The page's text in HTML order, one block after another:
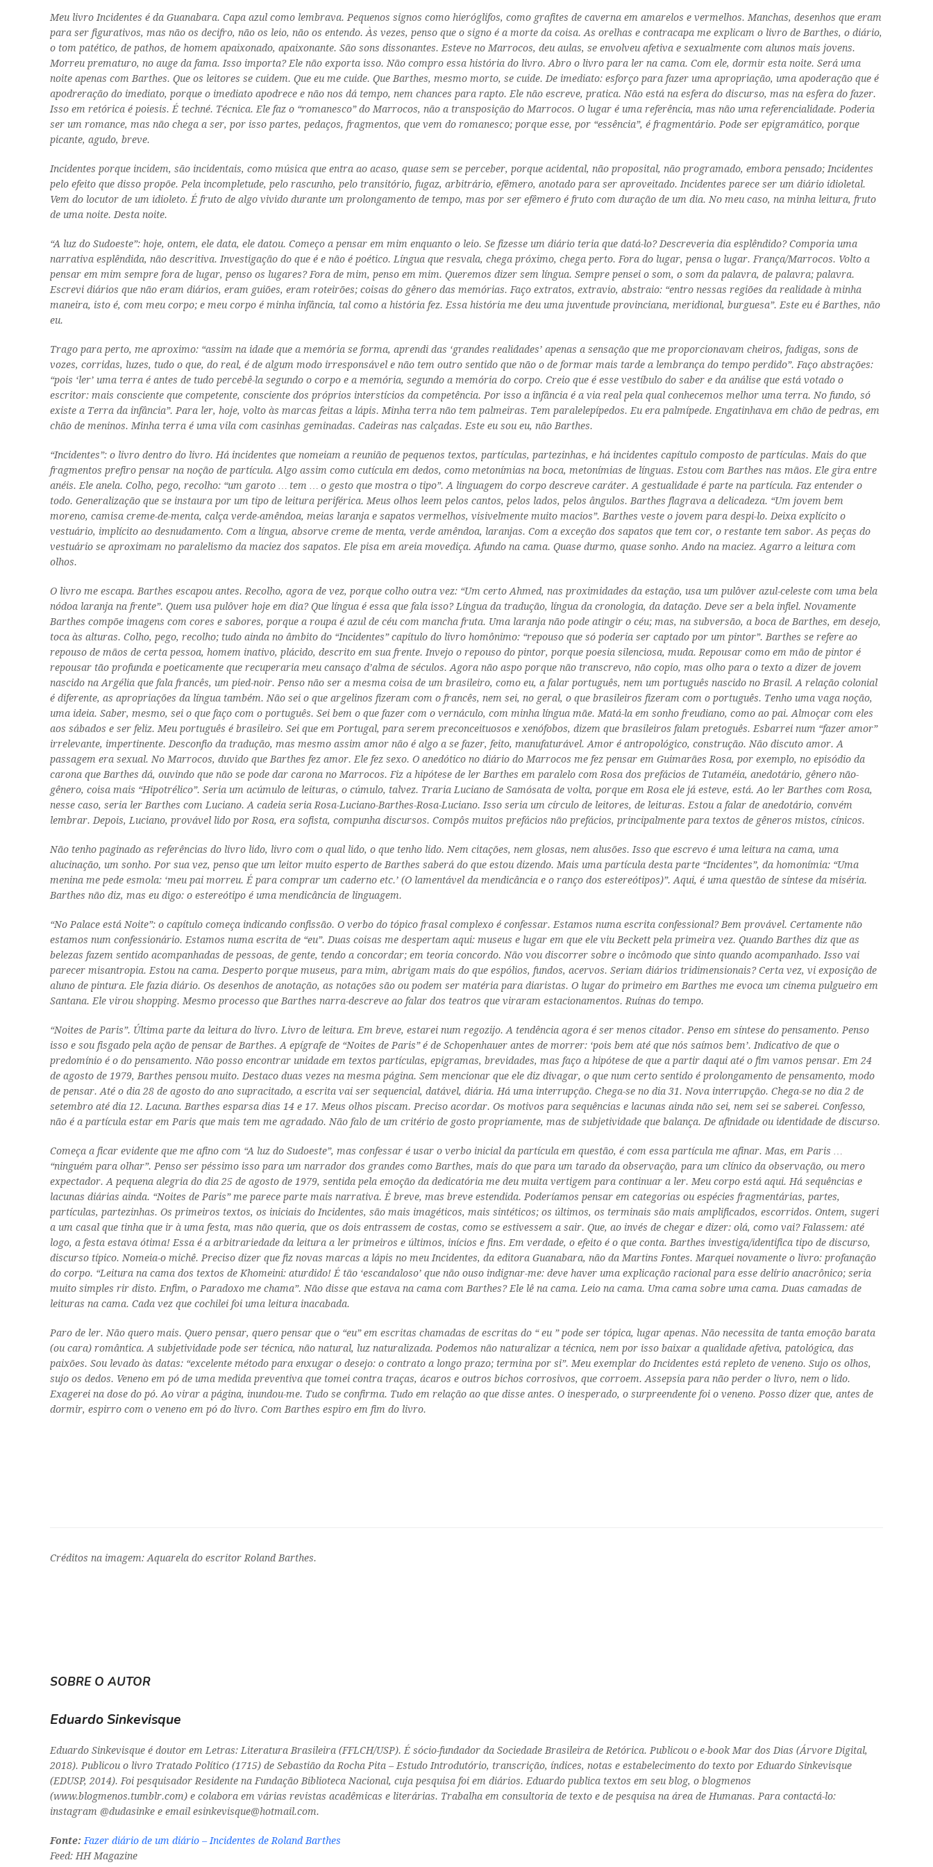
Meu livroIncidentes é da Guanabara. Capa azul como lembrava. Pequenos signos como hieróglifos, como grafites de caverna em amarelos e vermelhos. Manchas, desenhos que eram
para ser figurativos, mas não os decifro, não os leio, não os entendo. Às vezes, penso que o signo é a morte da coisa. As orelhas e contracapa me explicam o livro de Barthes, o diário,
o tom patético, de pathos, de homem apaixonado, apaixonante. São sons dissonantes. Esteve no Marrocos, deu aulas, se envolveu afetiva e sexualmente com alunos mais jovens.
Morreu prematuro, no auge da fama. Isso importa? Ele não exporta isso. Não compro essa história do livro. Abro o livro para ler na cama. Com ele, dormir esta noite. Será uma
noite apenas com Barthes. Que os leitores se cuidem. Que eu me cuide. Que Barthes, mesmo morto, se cuide. De imediato: esforço para fazer uma apropriação, uma apoderação que é
apodreração do imediato, porque o imediato apodrece e não nos dá tempo, nem chances para rapto. Ele não escreve, pratica. Não está na esfera do discurso, mas na esfera do fazer.
Isso em retórica é poiesis. É techné. Técnica. Ele faz o “romanesco” do Marrocos, não a transposição do Marrocos. O lugar é uma referência, mas não uma referencialidade. Poderia
ser um romance, mas não chega a ser, por isso partes, pedaços, fragmentos, que vem do romanesco; porque esse, por “essência”, é fragmentário. Pode ser epigramático, porque
picante, agudo, breve.
Incidentes porque incidem, são incidentais, como música que entra ao acaso, quase sem se perceber, porque acidental, não proposital, não programado, embora pensado;Incidentes
pelo efeito que disso propõe. Pela incompletude, pelo rascunho, pelo transitório, fugaz, arbitrário, efêmero, anotado para ser aproveitado.Incidentes parece ser um diário idioletal.
Vem do locutor de um idioleto. É fruto de algo vivido durante um prolongamento de tempo, mas por ser efêmero é fruto com duração de um dia. No meu caso, na minha leitura, fruto
de uma noite. Desta noite.
“A luz do Sudoeste”: hoje, ontem, ele data, ele datou. Começo a pensar em mim enquanto o leio. Se fizesse um diário teria que datá-lo? Descreveria dia esplêndido? Comporia uma
narrativa esplêndida, não descritiva. Investigação do que é e não é poético. Língua que resvala, chega próximo, chega perto. Fora do lugar, pensa o lugar. França/Marrocos. Volto a
pensar em mim sempre fora de lugar, penso os lugares? Fora de mim, penso em mim. Queremos dizer sem língua. Sempre pensei o som, o som da palavra, de palavra; palavra.
Escrevi diários que não eram diários, eram guiões, eram roteirões; coisas do gênero das memórias. Faço extratos, extravio, abstraio: “entro nessas regiões da realidade à minha
maneira, isto é, com meu corpo; e meu corpo é minha infância, tal como a história fez. Essa história me deu uma juventude provinciana, meridional, burguesa”. Este eu é Barthes, não
eu.
Trago para perto, me aproximo: “assim na idade que a memória se forma, aprendi das ‘grandes realidades’ apenas a sensação que me proporcionavam cheiros, fadigas, sons de
vozes, corridas, luzes, tudo o que, do real, é de algum modo irresponsável e não tem outro sentido que não o de formar mais tarde a lembrança do tempo perdido”. Faço abstrações:
“pois ‘ler’ uma terra é antes de tudo percebê-la segundo o corpo e a memória, segundo a memória do corpo. Creio que é esse vestíbulo do saber e da análise que está votado o
escritor: mais consciente que competente, consciente dos próprios interstícios da competência. Por isso a infância é a via real pela qual conhecemos melhor uma terra. No fundo, só
existe a Terra da infância”. Para ler, hoje, volto às marcas feitas a lápis. Minha terra não tem palmeiras. Tem paralelepípedos. Eu era palmípede. Engatinhava em chão de pedras, em
chão de meninos. Minha terra é uma vila com casinhas geminadas. Cadeiras nas calçadas. Este eu sou eu, não Barthes.
“Incidentes”: o livro dentro do livro. Há incidentes que nomeiam a reunião de pequenos textos, partículas, partezinhas, e há incidentes capítulo composto de partículas. Mais do que
fragmentos prefiro pensar na noção de partícula. Algo assim como cutícula em dedos, como metonímias na boca, metonímias de línguas. Estou com Barthes nas mãos. Ele gira entre
anéis. Ele anela. Colho, pego, recolho: “um garoto … tem … o gesto que mostra o tipo”. A linguagem do corpo descreve caráter. A gestualidade é parte na partícula. Faz entender o
todo. Generalização que se instaura por um tipo de leitura periférica. Meus olhos leem pelos cantos, pelos lados, pelos ângulos. Barthes flagrava a delicadeza. “Um jovem bem
moreno, camisa creme-de-menta, calça verde-amêndoa, meias laranja e sapatos vermelhos, visivelmente muito macios”. Barthes veste o jovem para despi-lo. Deixa explícito o
vestuário, implícito ao desnudamento. Com a língua, absorve creme de menta, verde amêndoa, laranjas. Com a exceção dos sapatos que tem cor, o restante tem sabor. As peças do
vestuário se aproximam no paralelismo da maciez dos sapatos. Ele pisa em areia movediça. Afundo na cama. Quase durmo, quase sonho. Ando na maciez. Agarro a leitura com
olhos.
O livro me escapa. Barthes escapou antes. Recolho, agora de vez, porque colho outra vez: “Um certo Ahmed, nas proximidades da estação, usa um pulôver azul-celeste com uma bela
nódoa laranja na frente”. Quem usa pulôver hoje em dia? Que língua é essa que fala isso? Língua da tradução, língua da cronologia, da datação. Deve ser a bela infiel. Novamente
Barthes compõe imagens com cores e sabores, porque a roupa é azul de céu com mancha fruta. Uma laranja não pode atingir o céu; mas, na subversão, a boca de Barthes, em desejo,
toca às alturas. Colho, pego, recolho; tudo ainda no âmbito do “Incidentes” capítulo do livro homônimo: “repouso que só poderia ser captado por um pintor”. Barthes se refere ao
repouso de mãos de certa pessoa, homem inativo, plácido, descrito em sua frente. Invejo o repouso do pintor, porque poesia silenciosa, muda. Repousar como em mão de pintor é
repousar tão profunda e poeticamente que recuperaria meu cansaço d’alma de séculos. Agora não aspo porque não transcrevo, não copio, mas olho para o texto a dizer de jovem
nascido na Argélia que fala francês, um pied-noir. Penso não ser a mesma coisa de um brasileiro, como eu, a falar português, nem um português nascido no Brasil. A relação colonial
é diferente, as apropriações da língua também. Não sei o que argelinos fizeram com o francês, nem sei, no geral, o que brasileiros fizeram com o português. Tenho uma vaga noção,
uma ideia. Saber, mesmo, sei o que faço com o português. Sei bem o que fazer com o vernáculo, com minha língua mãe. Matá-la em sonho freudiano, como ao pai. Almoçar com eles
aos sábados e ser feliz. Meu português é brasileiro. Sei que em Portugal, para serem preconceituosos e xenófobos, dizem que brasileiros falam pretoguês. Esbarrei num “fazer amor”
irrelevante, impertinente. Desconfio da tradução, mas mesmo assim amor não é algo a se fazer, feito, manufaturável. Amor é antropológico, construção. Não discuto amor. A
passagem era sexual. No Marrocos, duvido que Barthes fez amor. Ele fez sexo. O anedótico no diário do Marrocos me fez pensar em Guimarães Rosa, por exemplo, no episódio da
carona que Barthes dá, ouvindo que não se pode dar carona no Marrocos. Fiz a hipótese de ler Barthes em paralelo com Rosa dos prefácios de Tutaméia, anedotário, gênero não-
gênero, coisa mais “Hipotrélico”. Seria um acúmulo de leituras, o cúmulo, talvez. Traria Luciano de Samósata de volta, porque em Rosa ele já esteve, está. Ao ler Barthes com Rosa,
nesse caso, seria ler Barthes com Luciano. A cadeia seria Rosa-Luciano-Barthes-Rosa-Luciano. Isso seria um círculo de leitores, de leituras. Estou a falar de anedotário, convém
lembrar. Depois, Luciano, provável lido por Rosa, era sofista, compunha discursos. Compôs muitos prefácios não prefácios, principalmente para textos de gêneros mistos, cínicos.
Não tenho paginado as referências do livro lido, livro com o qual lido, o que tenho lido. Nem citações, nem glosas, nem alusões. Isso que escrevo é uma leitura na cama, uma
alucinação, um sonho. Por sua vez, penso que um leitor muito esperto de Barthes saberá do que estou dizendo. Mais uma partícula desta parte “Incidentes”, da homonímia: “Uma
menina me pede esmola: ‘meu pai morreu. É para comprar um caderno etc.’ (O lamentável da mendicância e o ranço dos estereótipos)”. Aqui, é uma questão de síntese da miséria.
Barthes não diz, mas eu digo: o estereótipo é uma mendicância de linguagem.
“No Palace está Noite”: o capítulo começa indicando confissão. O verbo do tópico frasal complexo é confessar. Estamos numa escrita confessional? Bem provável. Certamente não
estamos num confessionário. Estamos numa escrita de “eu”. Duas coisas me despertam aqui: museus e lugar em que ele viu Beckett pela primeira vez. Quando Barthes diz que as
belezas fazem sentido acompanhadas de pessoas, de gente, tendo a concordar; em teoria concordo. Não vou discorrer sobre o incômodo que sinto quando acompanhado. Isso vai
parecer misantropia. Estou na cama. Desperto porque museus, para mim, abrigam mais do que espólios, fundos, acervos. Seriam diários tridimensionais? Certa vez, vi exposição de
aluno de pintura. Ele fazia diário. Os desenhos de anotação, as notações são ou podem ser matéria para diaristas. O lugar do primeiro em Barthes me evoca um cinema pulgueiro em
Santana. Ele virou shopping. Mesmo processo que Barthes narra-descreve ao falar dos teatros que viraram estacionamentos. Ruínas do tempo.
“Noites de Paris”. Última parte da leitura do livro. Livro de leitura. Em breve, estarei num regozijo. A tendência agora é ser menos citador. Penso em síntese do pensamento. Penso
isso e sou fisgado pela ação de pensar de Barthes. A epígrafe de “Noites de Paris” é de Schopenhauer antes de morrer: ‘pois bem até que nós saímos bem’. Indicativo de que o
predomínio é o do pensamento. Não posso encontrar unidade em textos partículas, epigramas, brevidades, mas faço a hipótese de que a partir daqui até o fim vamos pensar. Em 24
de agosto de 1979, Barthes pensou muito. Destaco duas vezes na mesma página. Sem mencionar que ele diz divagar, o que num certo sentido é prolongamento de pensamento, modo
de pensar. Até o dia 28 de agosto do ano supracitado, a escrita vai ser sequencial, datável, diária. Há uma interrupção. Chega-se no dia 31. Nova interrupção. Chega-se no dia 2 de
setembro até dia 12. Lacuna. Barthes esparsa dias 14 e 17. Meus olhos piscam. Preciso acordar. Os motivos para sequências e lacunas ainda não sei, nem sei se saberei. Confesso,
não é a partícula estar em Paris que mais tem me agradado. Não falo de um critério de gosto propriamente, mas de subjetividade que balança. De afinidade ou identidade de discurso.
Começa a ficar evidente que me afino com “A luz do Sudoeste”, mas confessar é usar o verbo inicial da partícula em questão, é com essa partícula me afinar. Mas, em Paris …
“ninguém para olhar”. Penso ser péssimo isso para um narrador dos grandes como Barthes, mais do que para um tarado da observação, para um clínico da observação, ou mero
expectador. A pequena alegria do dia 25 de agosto de 1979, sentida pela emoção da dedicatória me deu muita vertigem para continuar a ler. Meu corpo está aqui. Há sequências e
lacunas diárias ainda. “Noites de Paris” me parece parte mais narrativa. É breve, mas breve estendida. Poderíamos pensar em categorias ou espécies fragmentárias, partes,
partículas, partezinhas. Os primeiros textos, os iniciais doIncidentes, são mais imagéticos, mais sintéticos; os últimos, os terminais são mais amplificados, escorridos. Ontem, sugeri
a um casal que tinha que ir à uma festa, mas não queria, que os dois entrassem de costas, como se estivessem a sair. Que, ao invés de chegar e dizer: olá, como vai? Falassem: até
logo, a festa estava ótima! Essa é a arbitrariedade da leitura a ler primeiros e últimos, inícios e fins. Em verdade, o efeito é o que conta. Barthes investiga/identifica tipo de discurso,
discurso típico. Nomeia-o michê. Preciso dizer que fiz novas marcas a lápis no meuIncidentes, da editora Guanabara, não da Martins Fontes. Marquei novamente o livro: profanação
do corpo. “Leitura na cama dos textos de Khomeini: aturdido! É tão ‘escandaloso’ que não ouso indignar-me: deve haver uma explicação racional para esse delírio anacrônico; seria
muito simples rir disto. Enfim, oParadoxo me chama”. Não disse que estava na cama com Barthes? Ele lê na cama. Leio na cama. Uma cama sobre uma cama. Duas camadas de
leituras na cama. Cada vez que cochilei foi uma leitura inacabada.
Paro de ler. Não quero mais. Quero pensar, quero pensar que o “eu” em escritas chamadas de escritas do “eu ” pode ser tópica, lugar apenas. Não necessita de tanta emoção barata
(ou cara) romântica. A subjetividade pode ser técnica, não natural, luz naturalizada. Podemos não naturalizar a técnica, nem por isso baixar a qualidade afetiva, patológica, das
paixões. Sou levado às datas: “excelente método para enxugar o desejo: o contrato a longo prazo; termina por si”. Meu exemplar doIncidentes está repleto de veneno. Sujo os olhos,
sujo os dedos. Veneno em pó de uma medida preventiva que tomei contra traças, ácaros e outros bichos corrosivos, que corroem. Assepsia para não perder o livro, nem o lido.
Exagerei na dose do pó. Ao virar a página, inundou-me. Tudo se confirma. Tudo em relação ao que disse antes. O inesperado, o surpreendente foi o veneno. Posso dizer que, antes de
dormir, espirro com o veneno em pó do livro. Com Barthes espiro em fim do livro.
Créditos na imagem: Aquarela do escritor Roland Barthes.
SOBRE O AUTOR
Eduardo Sinkevisque
Eduardo Sinkevisque é doutor em Letras: Literatura Brasileira (FFLCH/USP). É sócio-fundador da Sociedade Brasileira de Retórica. Publicou o e-book Mar dos Dias (Árvore Digital,
2018). Publicou o livro Tratado Político (1715) de Sebastião da Rocha Pita – Estudo Introdutório, transcrição, índices, notas e estabelecimento do texto por Eduardo Sinkevisque
(EDUSP, 2014). Foi pesquisador Residente na Fundação Biblioteca Nacional, cuja pesquisa foi em diários. Eduardo publica textos em seu blog, o blogmenos
(www.blogmenos.tumblr.com) e colabora em várias revistas acadêmicas e literárias. Trabalha em consultoria de texto e de pesquisa na área de Humanas. Para contactá-lo:
instagram @dudasinke e email esinkevisque@hotmail.com.
Fonte: Fazer diário de um diário – Incidentes de Roland Barthes
Feed: HH Magazine